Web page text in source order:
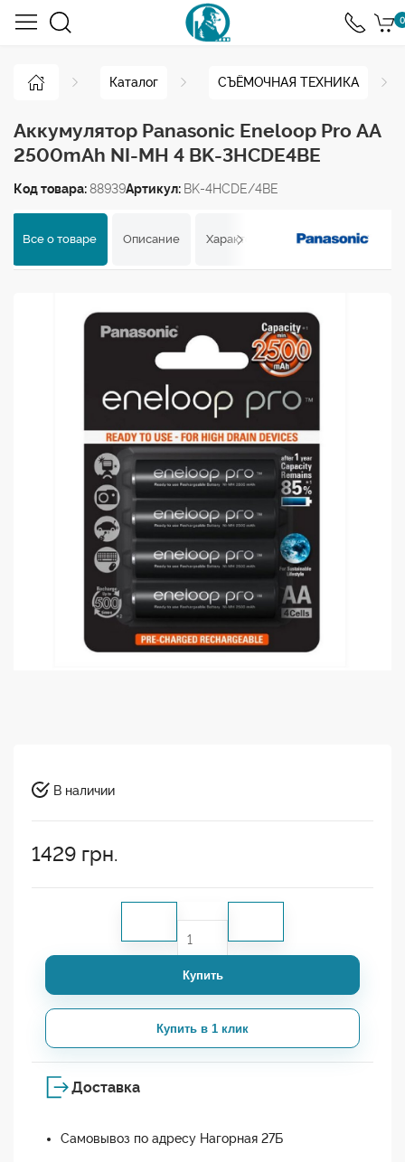
0
Каталог СЪЁМОЧНАЯ ТЕХНИКА
Аккумулятор Panasonic Eneloop Pro AA
2500mAh NI-MH 4 BK-3HCDE4BE
Код товара:88939Артикул: BK-4HCDE/4BE
Все о товаре Описание Характеристики Отзывы
В наличии
1429 грн.
Купить
Купить в 1 клик
Доставка
Самовывоз по адресу Нагорная 27Б